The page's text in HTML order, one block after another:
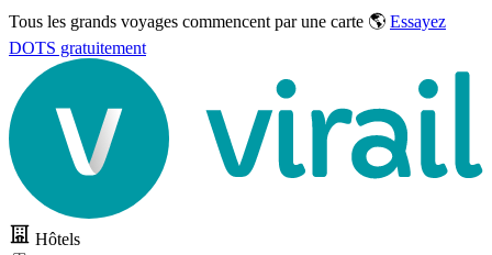
Tous les grands voyages commencent par une carte 🌎 Essayez
DOTS gratuitement
Hôtels